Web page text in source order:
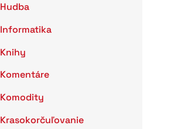
Hudba
Informatika
Knihy
Komentáre
Komodity
Krasokorčuľovanie